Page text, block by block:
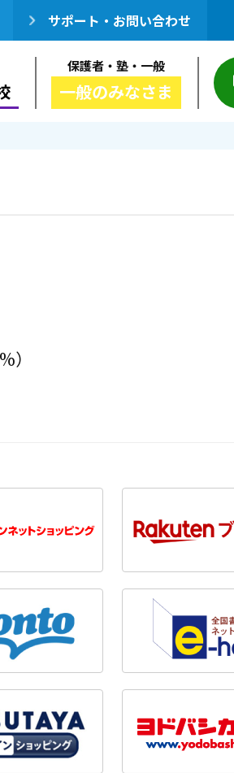
サポート・お問い合わせ
保護者・塾・一般
一般のみなさま
）